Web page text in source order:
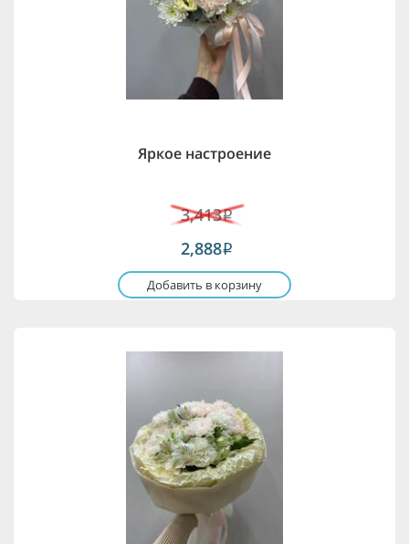
Яркое настроение
3,413i
2,888i
Добавить в корзину